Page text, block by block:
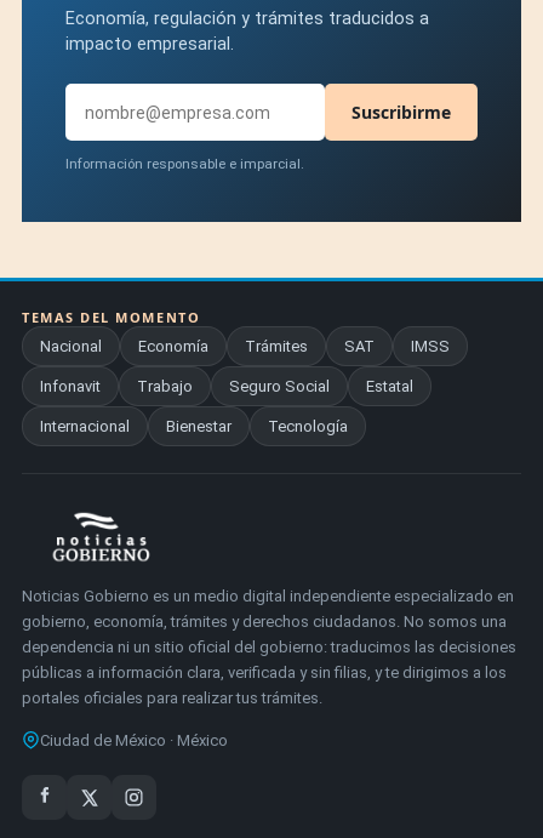
Economía, regulación y trámites traducidos a
impacto empresarial.
Suscribirme
Información responsable e imparcial.
TEMAS DEL MOMENTO
Nacional
Economía Trámites SAT IMSS
Infonavit Trabajo Seguro Social Estatal
Internacional Bienestar Tecnología
Noticias Gobierno es un medio digital independiente especializado en
gobierno, economía, trámites y derechos ciudadanos. No somos una
dependencia ni un sitio oficial del gobierno: traducimos las decisiones
públicas a información clara, verificada y sin filias, y te dirigimos a los
portales oficiales para realizar tus trámites.
Ciudad de México · México